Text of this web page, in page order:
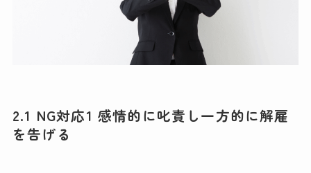
2.1 NG対応1 感情的に叱責し一方的に解雇
を告げる